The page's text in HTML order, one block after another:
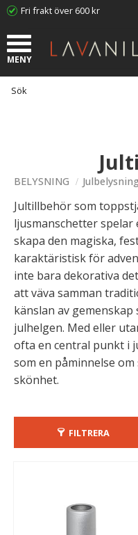
Fri frakt över 600 kr
BELYSNING
Jultillbehör som
ljusmanschetter
skapa den magiska,
karaktäristisk för
inte bara dekorativa
att väva samman
känslan av
julhelgen. Med eller
ofta en central punkt i
som en påminnelse
skönhet.
FILTRERA